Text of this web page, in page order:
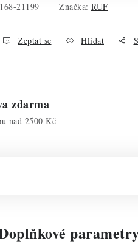
168-21199 Značka: RUF
Zeptat se Hlídat
zdarma
nad 2500 Kč